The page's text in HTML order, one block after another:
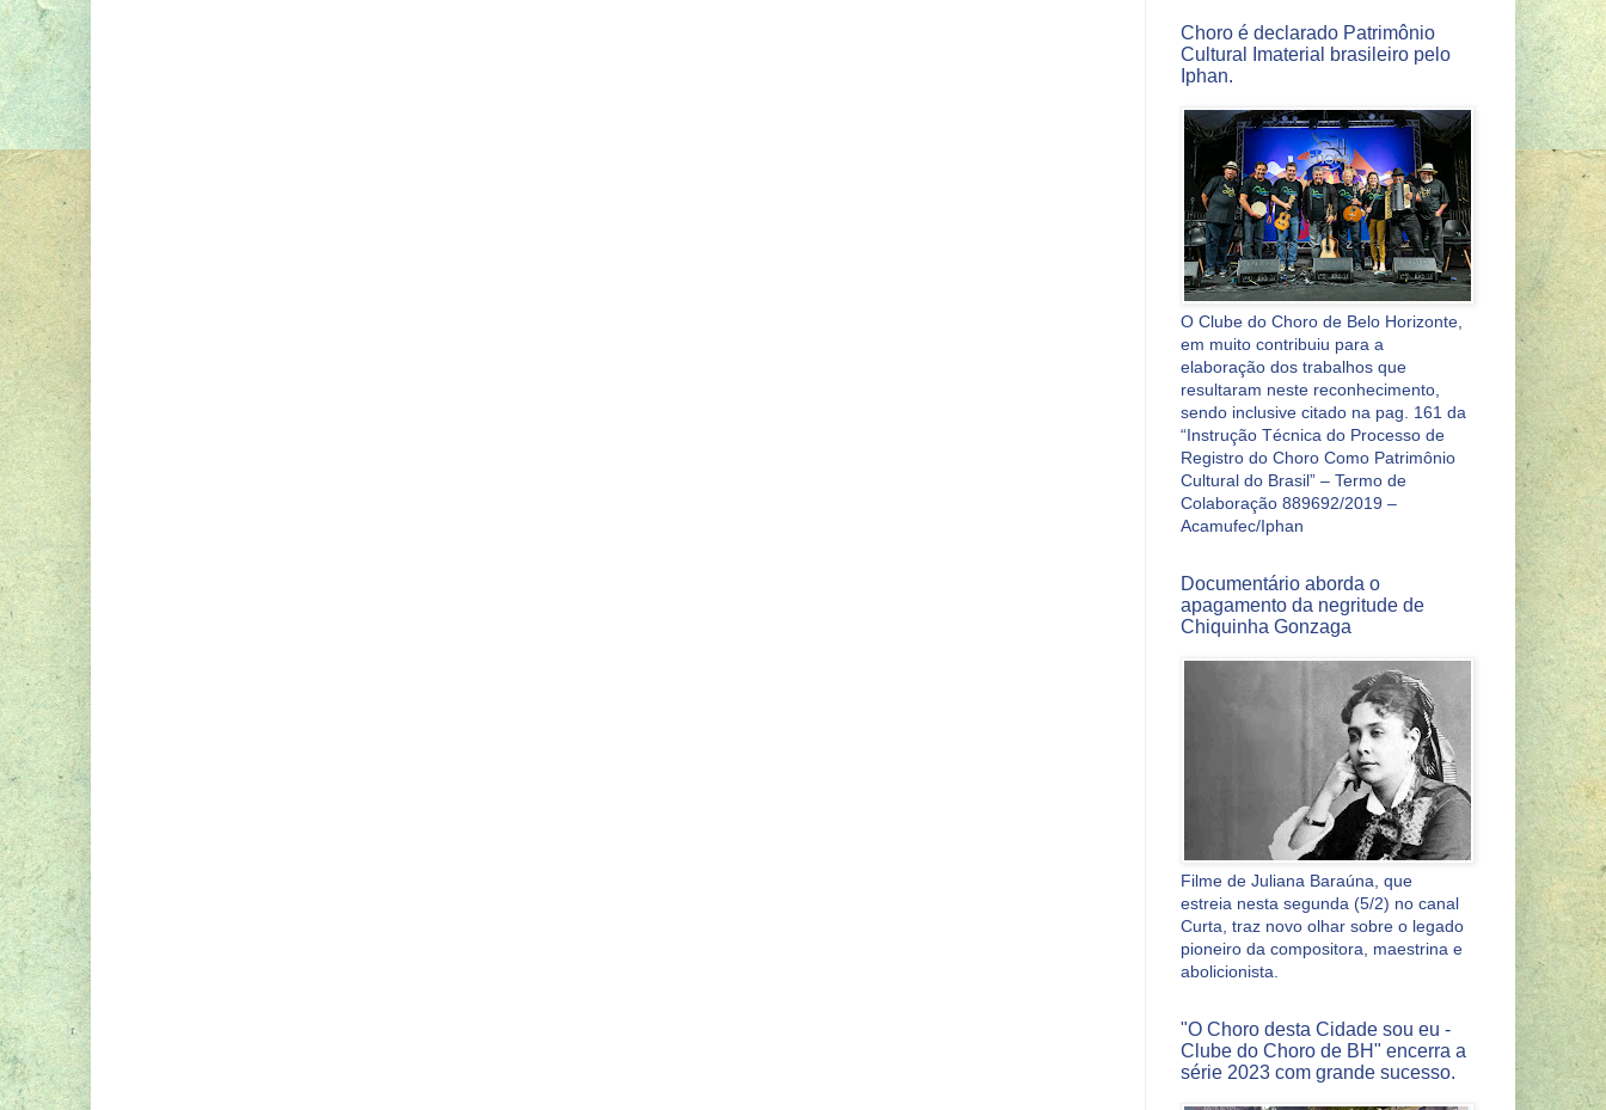
Choro é declarado Patrimônio
Cultural Imaterial brasileiro pelo
Iphan.
O Clube do Choro de Belo Horizonte,
em muito contribuiu para a
elaboração dos trabalhos que
resultaram neste reconhecimento,
sendo inclusive citado na pag. 161 da
“Instrução Técnica do Processo de
Registro do Choro Como Patrimônio
Cultural do Brasil” – Termo de
Colaboração 889692/2019 –
Acamufec/Iphan
Documentário aborda o
apagamento da negritude de
Chiquinha Gonzaga
Filme de Juliana Baraúna, que
estreia nesta segunda (5/2) no canal
Curta, traz novo olhar sobre o legado
pioneiro da compositora, maestrina e
abolicionista.
"O Choro desta Cidade sou eu -
Clube do Choro de BH" encerra a
série 2023 com grande sucesso.